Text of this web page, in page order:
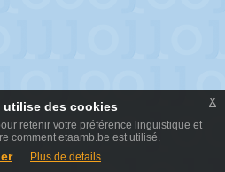
utilise des cookies
retenir votre préférence linguistique et
comment etaamb.be est utilisé.
Plus de details
x